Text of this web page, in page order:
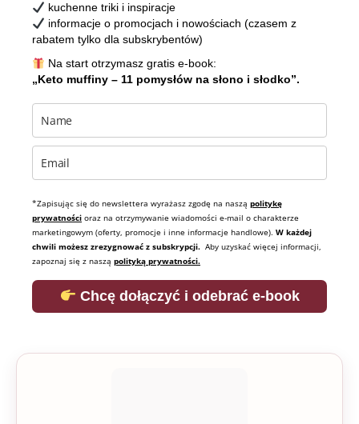
kuchenne triki i inspiracje
informacje o promocjach i nowościach (czasem z
rabatem tylko dla subskrybentów)
Na start otrzymasz gratis e-book:
„Keto muffiny – 11 pomysłów na słono i słodko”.
*Zapisując się do newslettera wyrażasz zgodę na naszą politykę
prywatności oraz na otrzymywanie wiadomości e-mail o charakterze
marketingowym (oferty, promocje i inne informacje handlowe). W każdej
chwili możesz zrezygnować z subskrypcji. Aby uzyskać więcej informacji,
zapoznaj się z naszą polityką prywatności.
Chcę dołączyć i odebrać e-book